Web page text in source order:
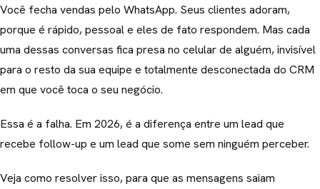
Você fecha vendas pelo WhatsApp. Seus clientes adoram,
porque é rápido, pessoal e eles de fato respondem. Mas cada
uma dessas conversas fica presa no celular de alguém, invisível
para o resto da sua equipe e totalmente desconectada do CRM
em que você toca o seu negócio.
Essa é a falha. Em 2026, é a diferença entre um lead que
recebe follow-up e um lead que some sem ninguém perceber.
Veja como resolver isso, para que as mensagens saiam